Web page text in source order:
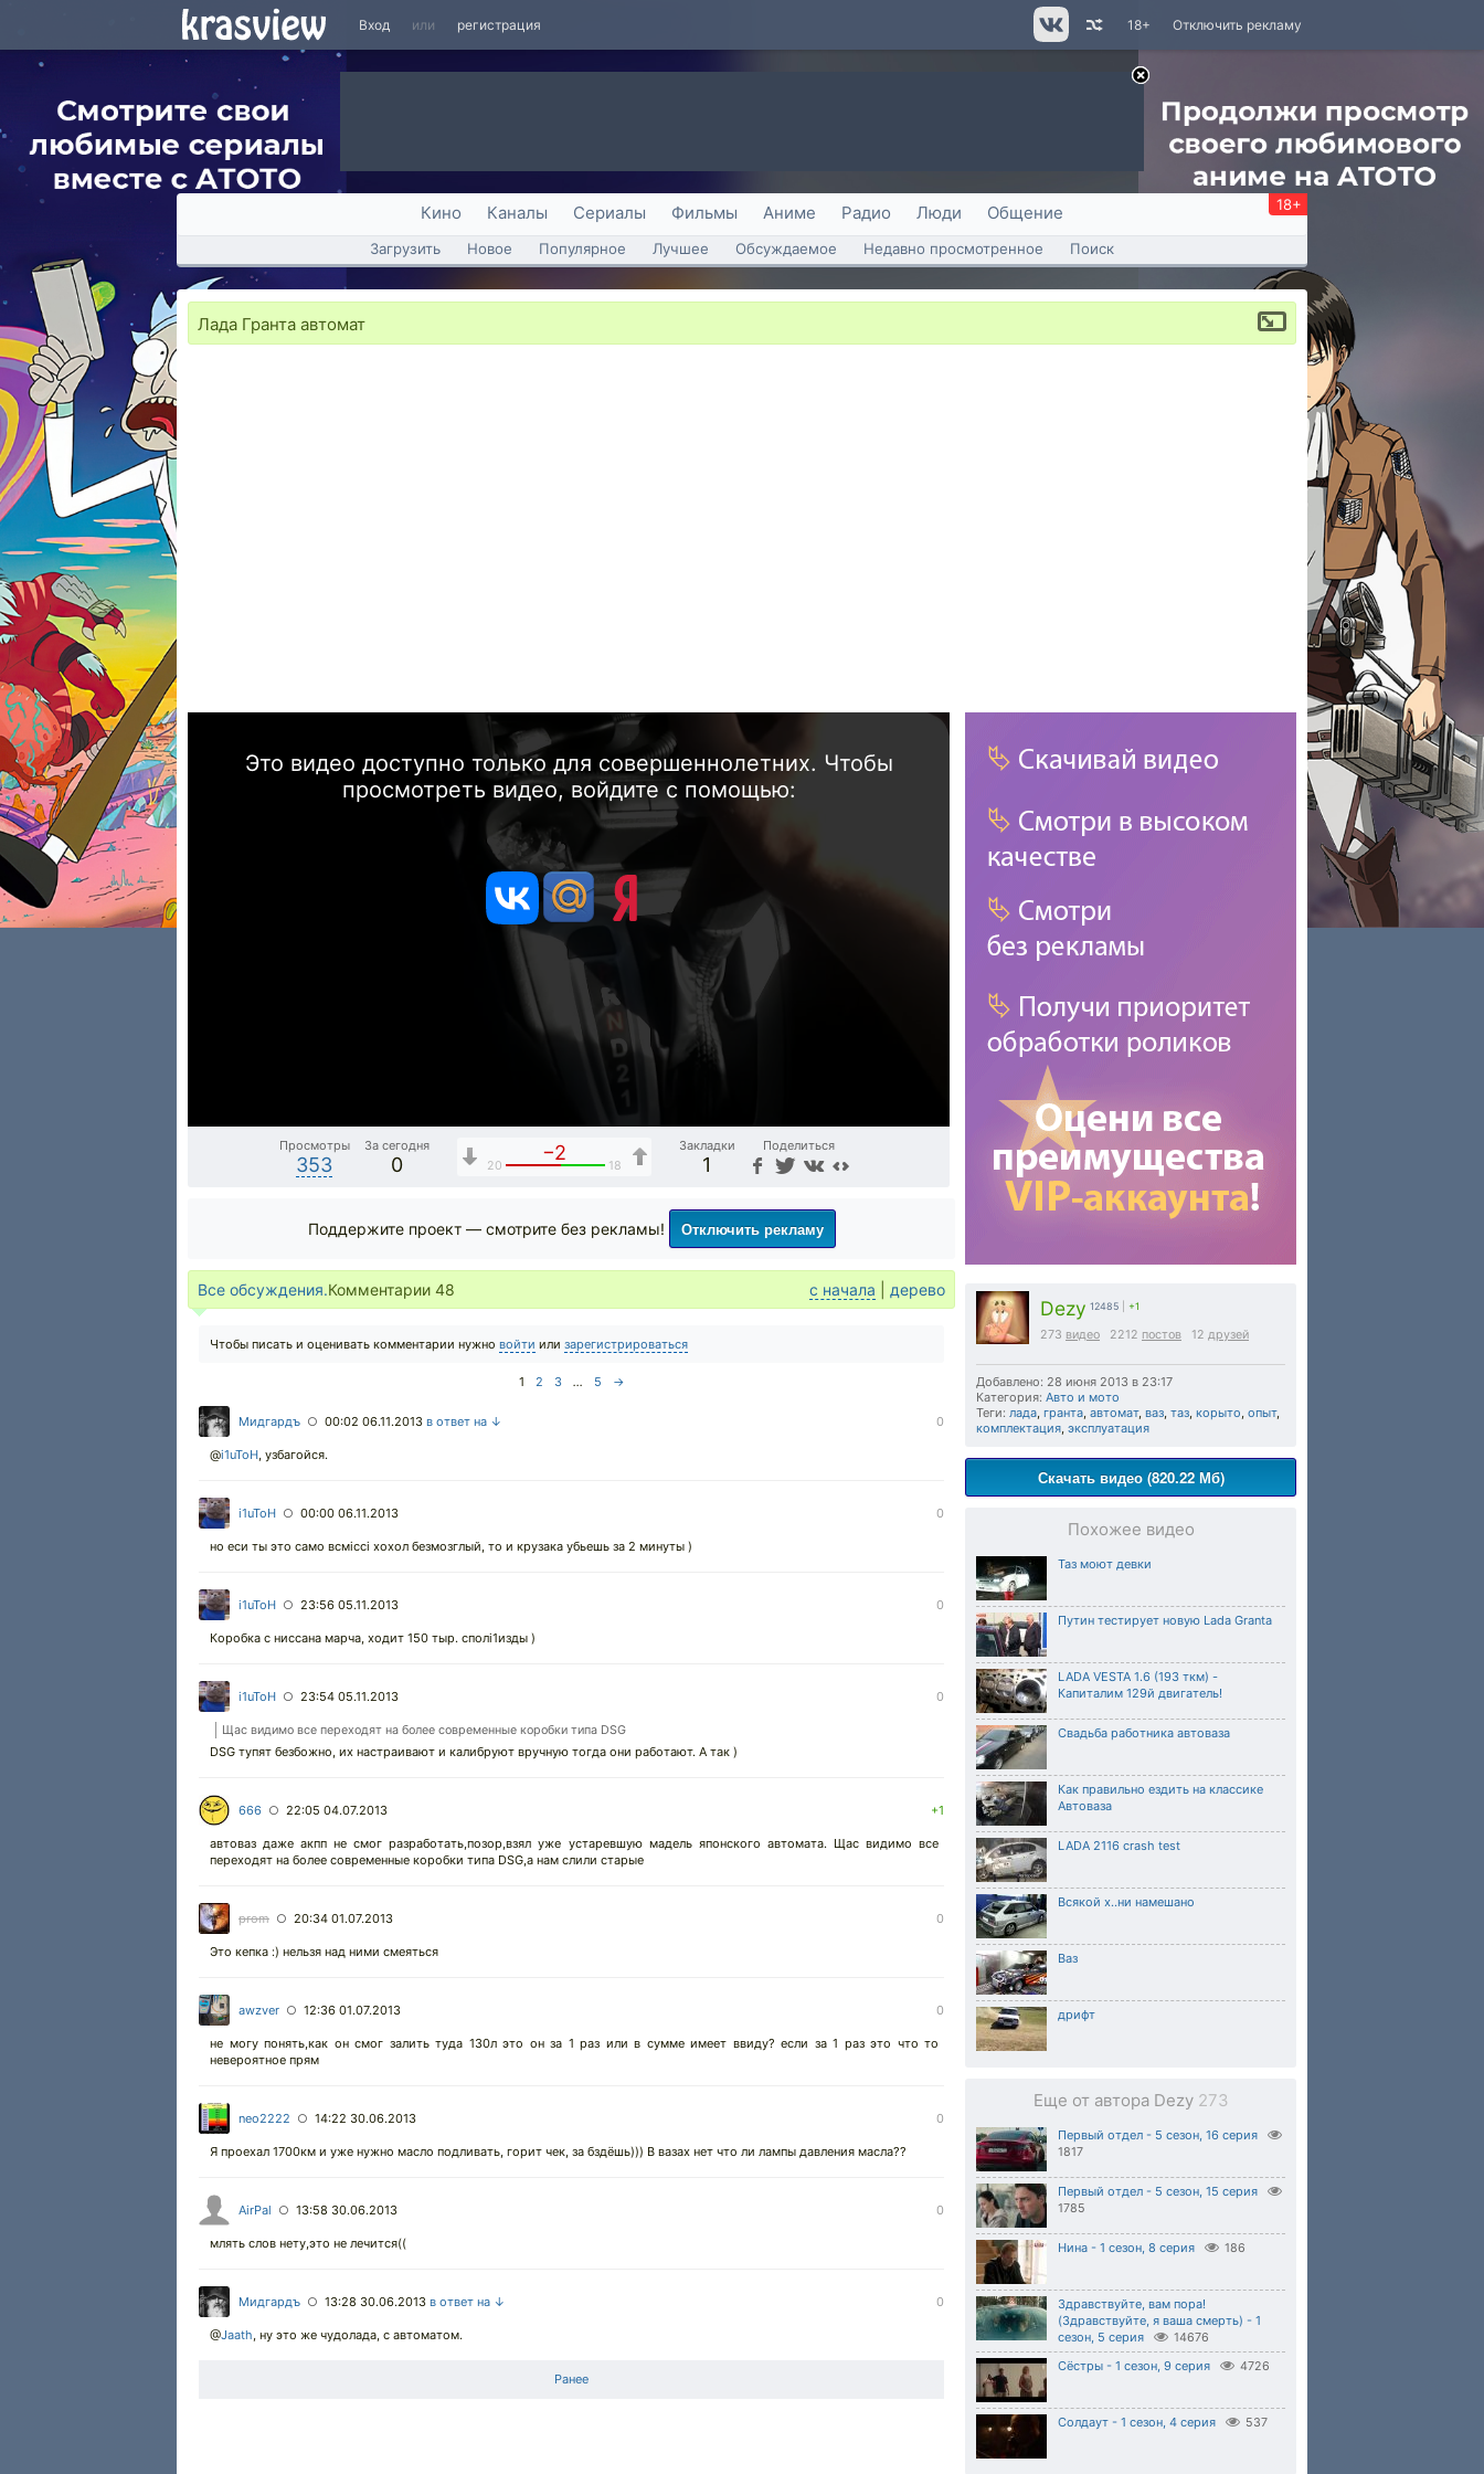
Вход или регистрация Отключить рекламу
18+
Кино Каналы Сериалы Фильмы Аниме Радио Люди Общение 18+
Загрузить Новое Популярное Лучшее Обсуждаемое Недавно просмотренное Поиск
Лада Гранта автомат
Это видео доступно только для совершеннолетних. Чтобы
просмотреть видео, войдите с помощью:
Просмотры
353
За сегодня
0
−2
20 18
Закладки
1
Поделиться
Dezy 12485 +1
273 видео 2212 постов 12 друзей
Добавлено: 28 июня 2013 в 23:17
Категория: Авто и мото
Теги: лада, гранта, автомат, ваз, таз, корыто, опыт,
комплектация, эксплуатация
Скачать видео (820.22 Мб)
Похожее видео
Таз моют девки
Путин тестирует новую Lada Granta
LADA VESTA 1.6 (193 ткм) -
Капиталим 129й двигатель!
Свадьба работника автоваза
Как правильно ездить на классике
Автоваза
LADA 2116 crash test
Всякой х..ни намешано
Ваз
дрифт
Еще от автора Dezy 273
Первый отдел - 5 сезон, 16 серия
1817
Первый отдел - 5 сезон, 15 серия
1785
Нина - 1 сезон, 8 серия 186
Здравствуйте, вам пора!
(Здравствуйте, я ваша смерть) - 1
сезон, 5 серия
14676
Сёстры - 1 сезон, 9 серия 4726
Солдаут - 1 сезон, 4 серия 537
Поддержите проект — смотрите без рекламы! Отключить рекламу
Все обсуждения.Комментарии 48 с начала дерево
Чтобы писать и оценивать комментарии нужно войти или зарегистрироваться
1 2 3 ... 5 →
Мидгардъ ○ 00:02 06.11.2013 в ответ на ↓ 0
@i1uToH, узбагойся.
i1uToH ○ 00:00 06.11.2013 0
но еси ты это само всмicci хохол безмозглый, то и крузака убьешь за 2 минуты )
i1uToH ○ 23:56 05.11.2013 0
Коробка с ниссана марча, ходит 150 тыр. сполi1изды )
i1uToH ○ 23:54 05.11.2013 0
Щас видимо все переходят на более современные коробки типа DSG
DSG тупят безбожно, их настраивают и калибруют вручную тогда они работают. А так )
666 ○ 22:05 04.07.2013 +1
автоваз даже акпп не смог разработать,позор,взял уже устаревшую мадель японского автомата. Щас видимо все
переходят на более современные коробки типа DSG,а нам слили старые
prom ○ 20:34 01.07.2013 0
Это кепка :) нельзя над ними смеяться
awzver ○ 12:36 01.07.2013 0
не могу понять,как он смог залить туда 130л это он за 1 раз или в сумме имеет ввиду? если за 1 раз это что то
невероятное прям
neo2222 ○ 14:22 30.06.2013 0
Я проехал 1700км и уже нужно масло подливать, горит чек, за бздёшь))) В вазах нет что ли лампы давления масла??
AirPal ○ 13:58 30.06.2013 0
млять слов нету,это не лечится((
Мидгардъ ○ 13:28 30.06.2013 в ответ на ↓ 0
@Jaath, ну это же чудолада, с автоматом.
Ранее